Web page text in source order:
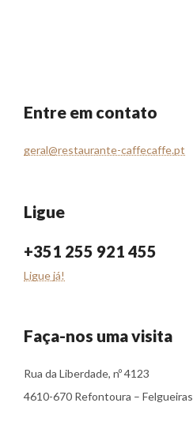
Entre em contato
geral@restaurante-caffecaffe.pt
Ligue
+351 255 921 455
Ligue já!
Faça-nos uma visita
Rua da Liberdade, nº 4123
4610-670 Refontoura – Felgueiras